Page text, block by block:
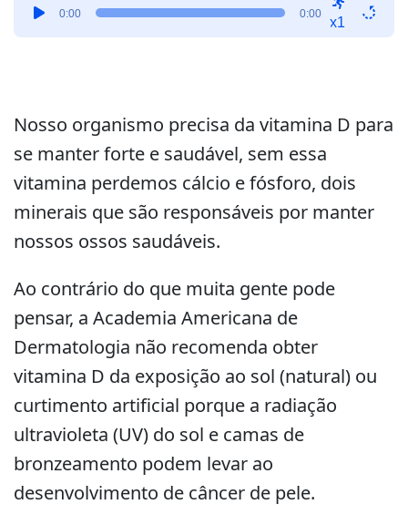
0:00 0:00
x1
Nosso organismo precisa da vitamina D para
se manter forte e saudável, sem essa
vitamina perdemos cálcio e fósforo, dois
minerais que são responsáveis por manter
nossos ossos saudáveis.
Ao contrário do que muita gente pode
pensar, a Academia Americana de
Dermatologia não recomenda obter
vitamina D da exposição ao sol (natural) ou
curtimento artificial porque a radiação
ultravioleta (UV) do sol e camas de
bronzeamento podem levar ao
desenvolvimento de câncer de pele.